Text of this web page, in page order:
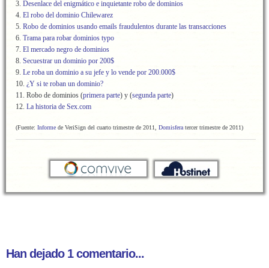
3. Desenlace del enigmático e inquietante robo de dominios
4. El robo del dominio Chilewarez
5. Robo de dominios usando emails fraudulentos durante las transacciones
6. Trama para robar dominios typo
7. El mercado negro de dominios
8. Secuestrar un dominio por 200$
9. Le roba un dominio a su jefe y lo vende por 200.000$
10. ¿Y si te roban un dominio?
11. Robo de dominios (primera parte) y (segunda parte)
12. La historia de Sex.com
(Fuente: Informe de VeriSign del cuarto trimestre de 2011, Domisfera tercer trimestre de 2011)
Han dejado 1 comentario...